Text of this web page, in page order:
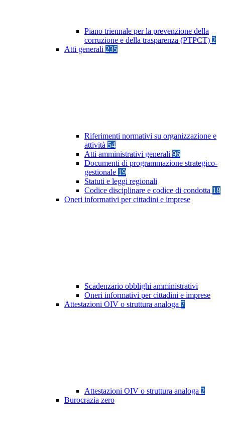
Piano triennale per la prevenzione della
corruzione e della trasparenza (PTPCT) 2
Atti generali 235
Riferimenti normativi su organizzazione e
attività 54
Atti amministrativi generali 96
Documenti di programmazione strategico-
gestionale 19
Statuti e leggi regionali
Codice disciplinare e codice di condotta 18
Oneri informativi per cittadini e imprese
Scadenzario obblighi amministrativi
Oneri informativi per cittadini e imprese
Attestazioni OIV o struttura analoga 7
Attestazioni OIV o struttura analoga 2
Burocrazia zero